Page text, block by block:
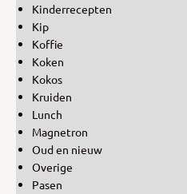
Kinderrecepten
Kip
Koffie
Koken
Kokos
Kruiden
Lunch
Magnetron
Oud en nieuw
Overige
Pasen